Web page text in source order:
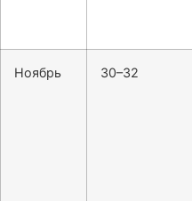
Ноябрь 30–32